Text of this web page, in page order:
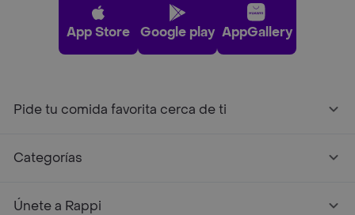
App Store Google play AppGallery
Pide tu comida favorita cerca de ti
Categorías
Únete a Rappi